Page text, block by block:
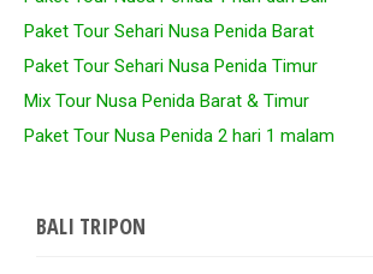
Paket Tour Sehari Nusa Penida Barat
Paket Tour Sehari Nusa Penida Timur
Mix Tour Nusa Penida Barat & Timur
Paket Tour Nusa Penida 2 hari 1 malam
BALI TRIPON